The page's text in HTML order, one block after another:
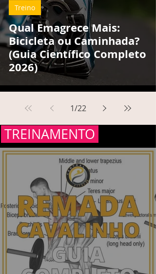
Qual Emagrece Mais:
Bicicleta ou Caminhada?
(Guia Científico Completo
2026)
Treino
1/22
TREINAMENTO